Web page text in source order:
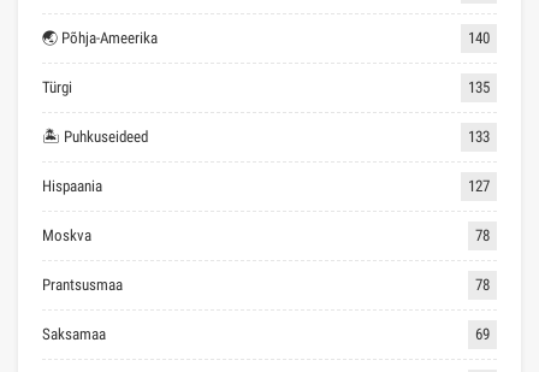
🌏 Põhja-Ameerika 140
Türgi 135
🏝 Puhkuseideed 133
Hispaania 127
Moskva 78
Prantsusmaa 78
Saksamaa 69